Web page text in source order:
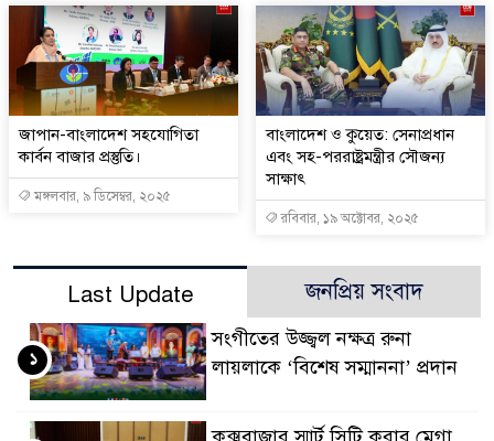
জাপান-বাংলাদেশ সহযোগিতা
কার্বন বাজার প্রস্তুতি।
মঙ্গলবার, ৯ ডিসেম্বর, ২০২৫
বাংলাদেশ ও কুয়েত: সেনাপ্রধান
এবং সহ-পররাষ্ট্রমন্ত্রীর সৌজন্য
সাক্ষাৎ
রবিবার, ১৯ অক্টোবর, ২০২৫
Last Update জনপ্রিয় সংবাদ
সংগীতের উজ্জ্বল নক্ষত্র রুনা
লায়লাকে ‘বিশেষ সম্মাননা’ প্রদান
১